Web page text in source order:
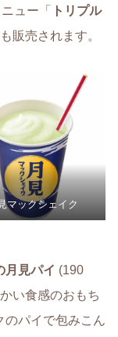
ュー「
トリプル
販売されます。
マックシェイク
月見パイ (190
い食感のおもち
のパイで包みこん